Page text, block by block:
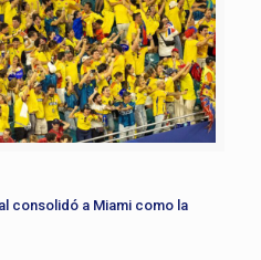
consolidó a Miami como la